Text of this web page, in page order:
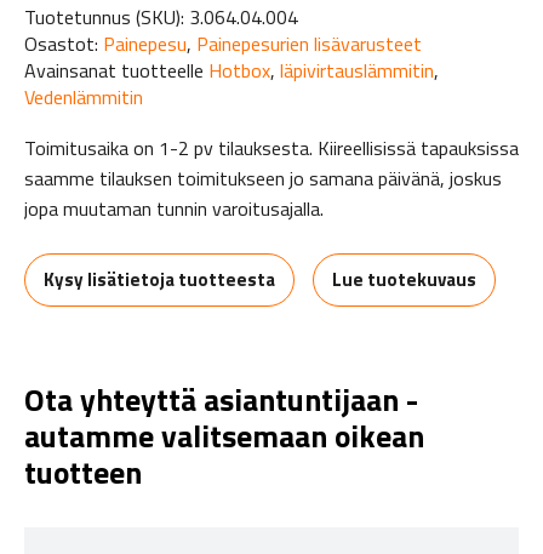
Tuotetunnus (SKU): 3.064.04.004
Osastot: Painepesu, Painepesurien lisävarusteet
Avainsanat tuotteelle Hotbox, läpivirtauslämmitin,
Vedenlämmitin
Toimitusaika on 1-2 pv tilauksesta. Kiireellisissä tapauksissa
saamme tilauksen toimitukseen jo samana päivänä, joskus
jopa muutaman tunnin varoitusajalla.
Kysy lisätietoja tuotteesta Lue tuotekuvaus
Ota yhteyttä asiantuntijaan -
autamme valitsemaan oikean
tuotteen